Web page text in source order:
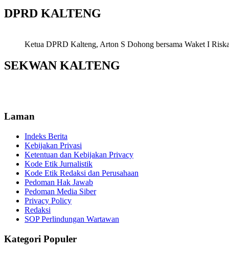
DPRD KALTENG
Ketua DPRD Kalteng, Arton S Dohong bersama Waket I
SEKWAN KALTENG
Laman
Indeks Berita
Kebijakan Privasi
Ketentuan dan Kebijakan Privacy
Kode Etik Jurnalistik
Kode Etik Redaksi dan Perusahaan
Pedoman Hak Jawab
Pedoman Media Siber
Privacy Policy
Redaksi
SOP Perlindungan Wartawan
Kategori Populer